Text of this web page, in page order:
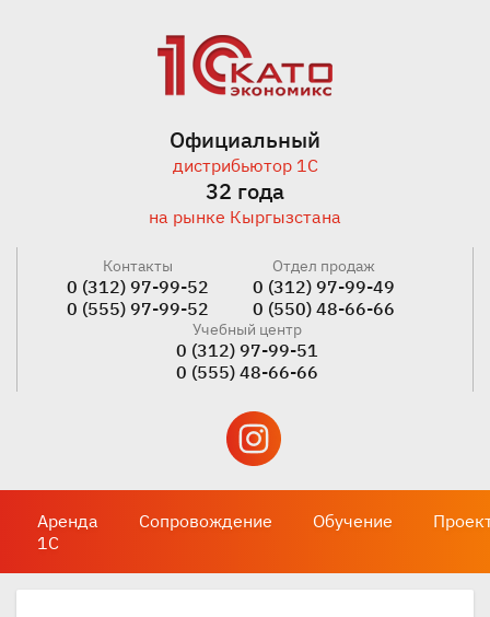
Официальный
дистрибьютор 1С
32 года
на рынке Кыргызстана
Контакты
0 (312) 97-99-52
0 (555) 97-99-52
Отдел продаж
0 (312) 97-99-49
0 (550) 48-66-66
Учебный центр
0 (312) 97-99-51
0 (555) 48-66-66
Аренда
1С
Сопровождение Обучение